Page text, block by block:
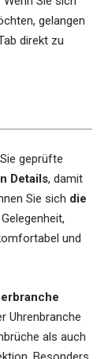
gelangen
direkt zu
geprüfte
Details, damit
Sie sich die
und
Uhrenbranche
als auch